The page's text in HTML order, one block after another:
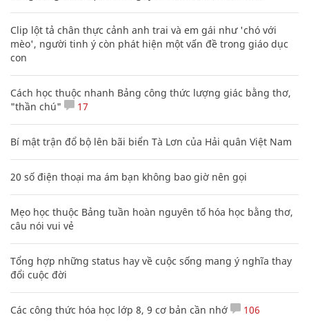
Clip lột tả chân thực cảnh anh trai và em gái như 'chó với
mèo', người tinh ý còn phát hiện một vấn đề trong giáo dục
con
Cách học thuộc nhanh Bảng công thức lượng giác bằng thơ,
"thần chú"
17
Bí mật trận đổ bộ lên bãi biển Tà Lơn của Hải quân Việt Nam
20 số điện thoại ma ám bạn không bao giờ nên gọi
Mẹo học thuộc Bảng tuần hoàn nguyên tố hóa học bằng thơ,
câu nói vui vẻ
Tổng hợp những status hay về cuộc sống mang ý nghĩa thay
đổi cuộc đời
Các công thức hóa học lớp 8, 9 cơ bản cần nhớ 106